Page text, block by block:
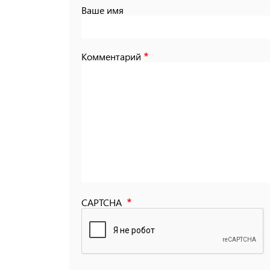
Ваше имя
Комментарий
CAPTCHA